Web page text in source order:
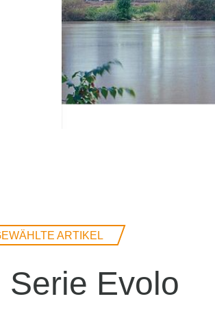
ARTIKEL
Serie Evolo